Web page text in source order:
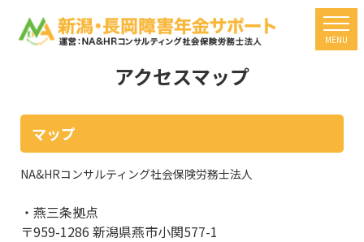
MENU
アクセスマップ
マップ
NA&HRコンサルティング社会保険労務士法人
・燕三条拠点
〒959-1286 新潟県燕市小関577-1